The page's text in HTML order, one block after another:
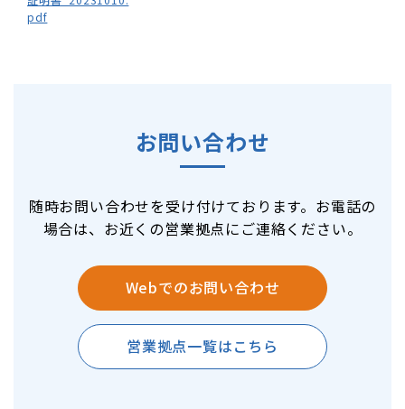
pdf
お問い合わせ
随時お問い合わせを受け付けております。お電話の
場合は、お近くの営業拠点にご連絡ください。
Webでのお問い合わせ
営業拠点一覧はこちら